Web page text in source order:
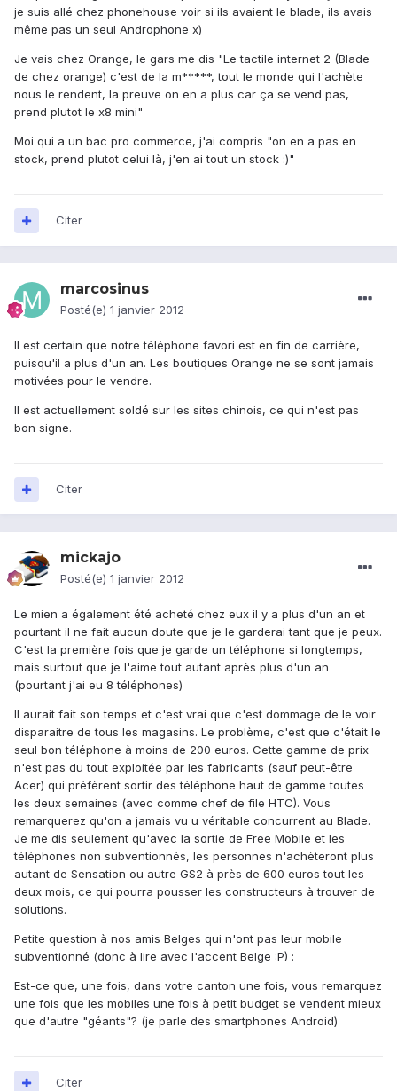
je suis allé chez phonehouse voir si ils avaient le blade, ils avais
même pas un seul Androphone x)
Je vais chez Orange, le gars me dis "Le tactile internet 2 (Blade
de chez orange) c'est de la m*****, tout le monde qui l'achète
nous le rendent, la preuve on en a plus car ça se vend pas,
prend plutot le x8 mini"
Moi qui a un bac pro commerce, j'ai compris "on en a pas en
stock, prend plutot celui là, j'en ai tout un stock :)"
Citer
marcosinus
Posté(e) 1 janvier 2012
Il est certain que notre téléphone favori est en fin de carrière,
puisqu'il a plus d'un an. Les boutiques Orange ne se sont jamais
motivées pour le vendre.
Il est actuellement soldé sur les sites chinois, ce qui n'est pas
bon signe.
Citer
mickajo
Posté(e) 1 janvier 2012
Le mien a également été acheté chez eux il y a plus d'un an et
pourtant il ne fait aucun doute que je le garderai tant que je peux.
C'est la première fois que je garde un téléphone si longtemps,
mais surtout que je l'aime tout autant après plus d'un an
(pourtant j'ai eu 8 téléphones)
Il aurait fait son temps et c'est vrai que c'est dommage de le voir
disparaitre de tous les magasins. Le problème, c'est que c'était le
seul bon téléphone à moins de 200 euros. Cette gamme de prix
n'est pas du tout exploitée par les fabricants (sauf peut-être
Acer) qui préfèrent sortir des téléphone haut de gamme toutes
les deux semaines (avec comme chef de file HTC). Vous
remarquerez qu'on a jamais vu u véritable concurrent au Blade.
Je me dis seulement qu'avec la sortie de Free Mobile et les
téléphones non subventionnés, les personnes n'achèteront plus
autant de Sensation ou autre GS2 à près de 600 euros tout les
deux mois, ce qui pourra pousser les constructeurs à trouver de
solutions.
Petite question à nos amis Belges qui n'ont pas leur mobile
subventionné (donc à lire avec l'accent Belge :P) :
Est-ce que, une fois, dans votre canton une fois, vous remarquez
une fois que les mobiles une fois à petit budget se vendent mieux
que d'autre "géants"? (je parle des smartphones Android)
Citer